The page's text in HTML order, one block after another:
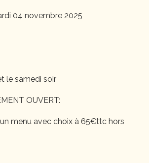
04 novembre 2025
le samedi soir
OUVERT:
menu avec choix à 65€ttc hors